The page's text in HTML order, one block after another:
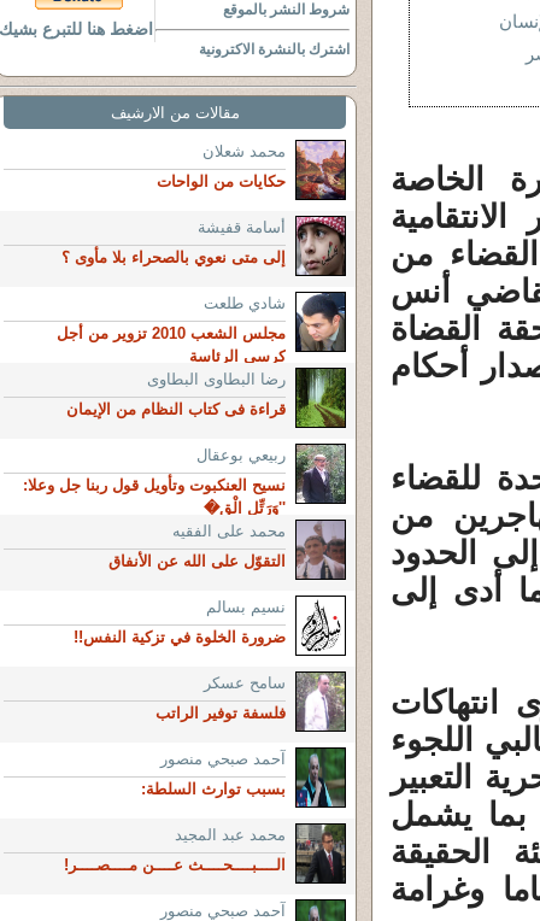
الخاصة
من
أنس
القضاة
أحكام
للقضاء
من
الحدود
أدى إلى
اللجوء
التعبير
بما يشمل
الحقيقة
بن سدرين بالسجن 25 عاما وغرامة
شروط النشر بالموقع
اشترك بالنشرة الاكترونية
اضغط هنا للتبرع بشيك
مقالات من الارشيف
محمد شعلان
حكايات من الواحات
أسامة قفيشة
إلى متى نعوي بالصحراء بلا مأوى ؟
شادي طلعت
مجلس الشعب 2010 تزوير من أجل
كرسي الرئاسة
رضا البطاوى البطاوى
قراءة فى كتاب النظام من الإيمان
ربيعي بوعقال
نسيح العنكبوت وتأويل قول ربنا جل وعلا:
''وَرَتِّلِ الْق�
محمد على الفقيه
التقوّل على الله عن الأنفاق
نسيم بسالم
ضرورة الخلوة في تزكية النفس!!
سامح عسكر
فلسفة توفير الراتب
آحمد صبحي منصور
بسبب توارث السلطة:
محمد عبد المجيد
الــــبــــحــــث عــــن مــــصــــر!
آحمد صبحي منصور